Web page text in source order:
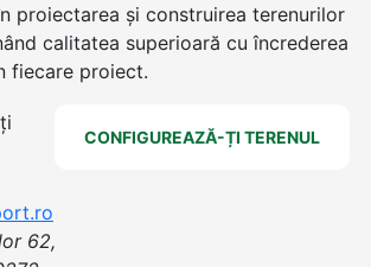
proiectarea și construirea terenurilor
calitatea superioară cu încrederea
fiecare proiect.
CONFIGUREAZĂ-ȚI TERENUL
62,